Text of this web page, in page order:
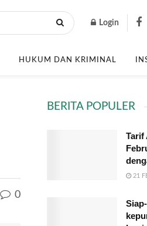
Login
HUKUM DAN KRIMINAL
0
BERITA POPULER
Tarif
21